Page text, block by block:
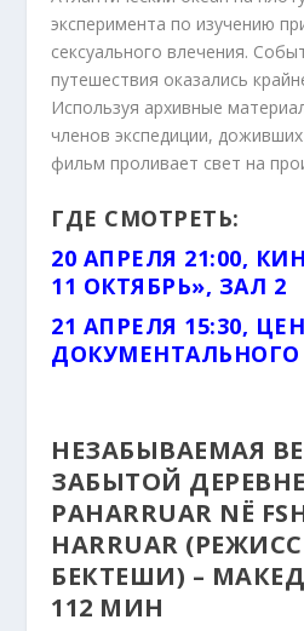
эксперимента по изучению
сексуального влечения.
путешествия оказались
Используя архивные
членов экспедиции,
фильм проливает свет на
ГДЕ СМОТРЕТЬ:
20 АПРЕЛЯ 21:00,
11 ОКТЯБРЬ», ЗАЛ 2
21 АПРЕЛЯ 15:30,
ДОКУМЕНТАЛЬНОГО
НЕЗАБЫВАЕМАЯ
ЗАБЫТОЙ ДЕРЕВНЕ
PAHARRUAR NË
HARRUAR
БЕКТЕШИ) –
112 МИН